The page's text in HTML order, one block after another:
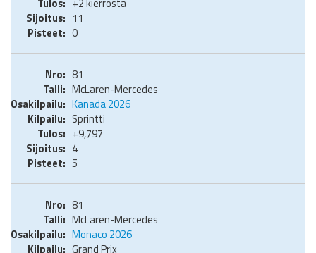
11
0
81
McLaren-Mercedes
Kanada 2026
Sprintti
+9,797
4
5
81
McLaren-Mercedes
Monaco 2026
Grand Prix